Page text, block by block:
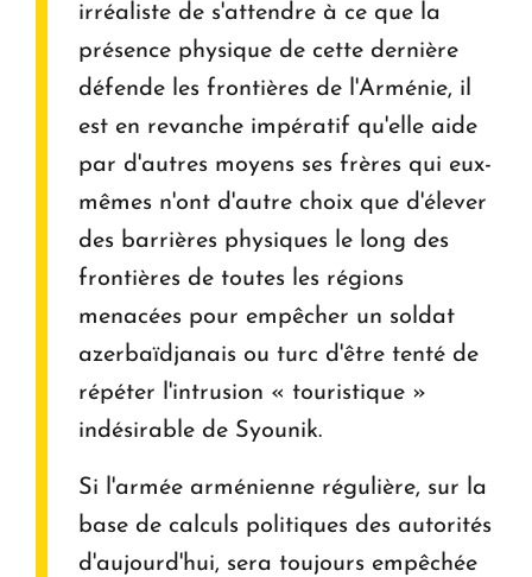
irréaliste de s'attendre à ce que la
présence physique de cette dernière
défende les frontières de l'Arménie, il
est en revanche impératif qu'elle aide
par d'autres moyens ses frères qui eux-
mêmes n'ont d'autre choix que d'élever
des barrières physiques le long des
frontières de toutes les régions
menacées pour empêcher un soldat
azerbaïdjanais ou turc d'être tenté de
répéter l'intrusion « touristique »
indésirable de Syounik.
Si l'armée arménienne régulière, sur la
base de calculs politiques des autorités
d'aujourd'hui, sera toujours empêchée